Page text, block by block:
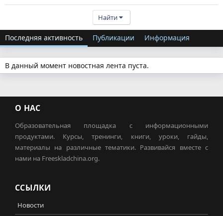
Найти
Последняя активность Публикации Информация
В данный момент новостная лента пуста.
О НАС
Образовательная площадка с информационными
продуктами. Курсы, тренинги, книги, уроки, гайды,
материалы на различные тематики. Развивайся вместе с
нами на Freeskladchina.org.
ССЫЛКИ
Новости